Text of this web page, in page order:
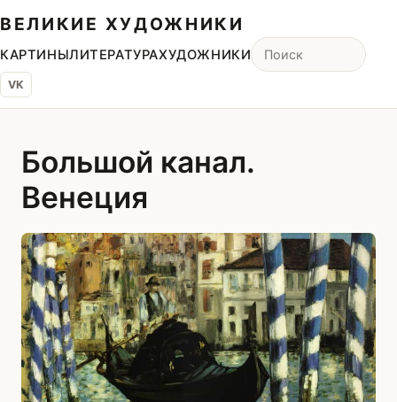
ВЕЛИКИЕ ХУДОЖНИКИ
КАРТИНЫЛИТЕРАТУРАХУДОЖНИКИ
VK
Большой канал.
Венеция